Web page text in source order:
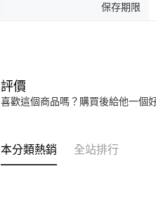
保存期限
評價
喜歡這個商品嗎？購買後給他一個
本分類熱銷 全站排行